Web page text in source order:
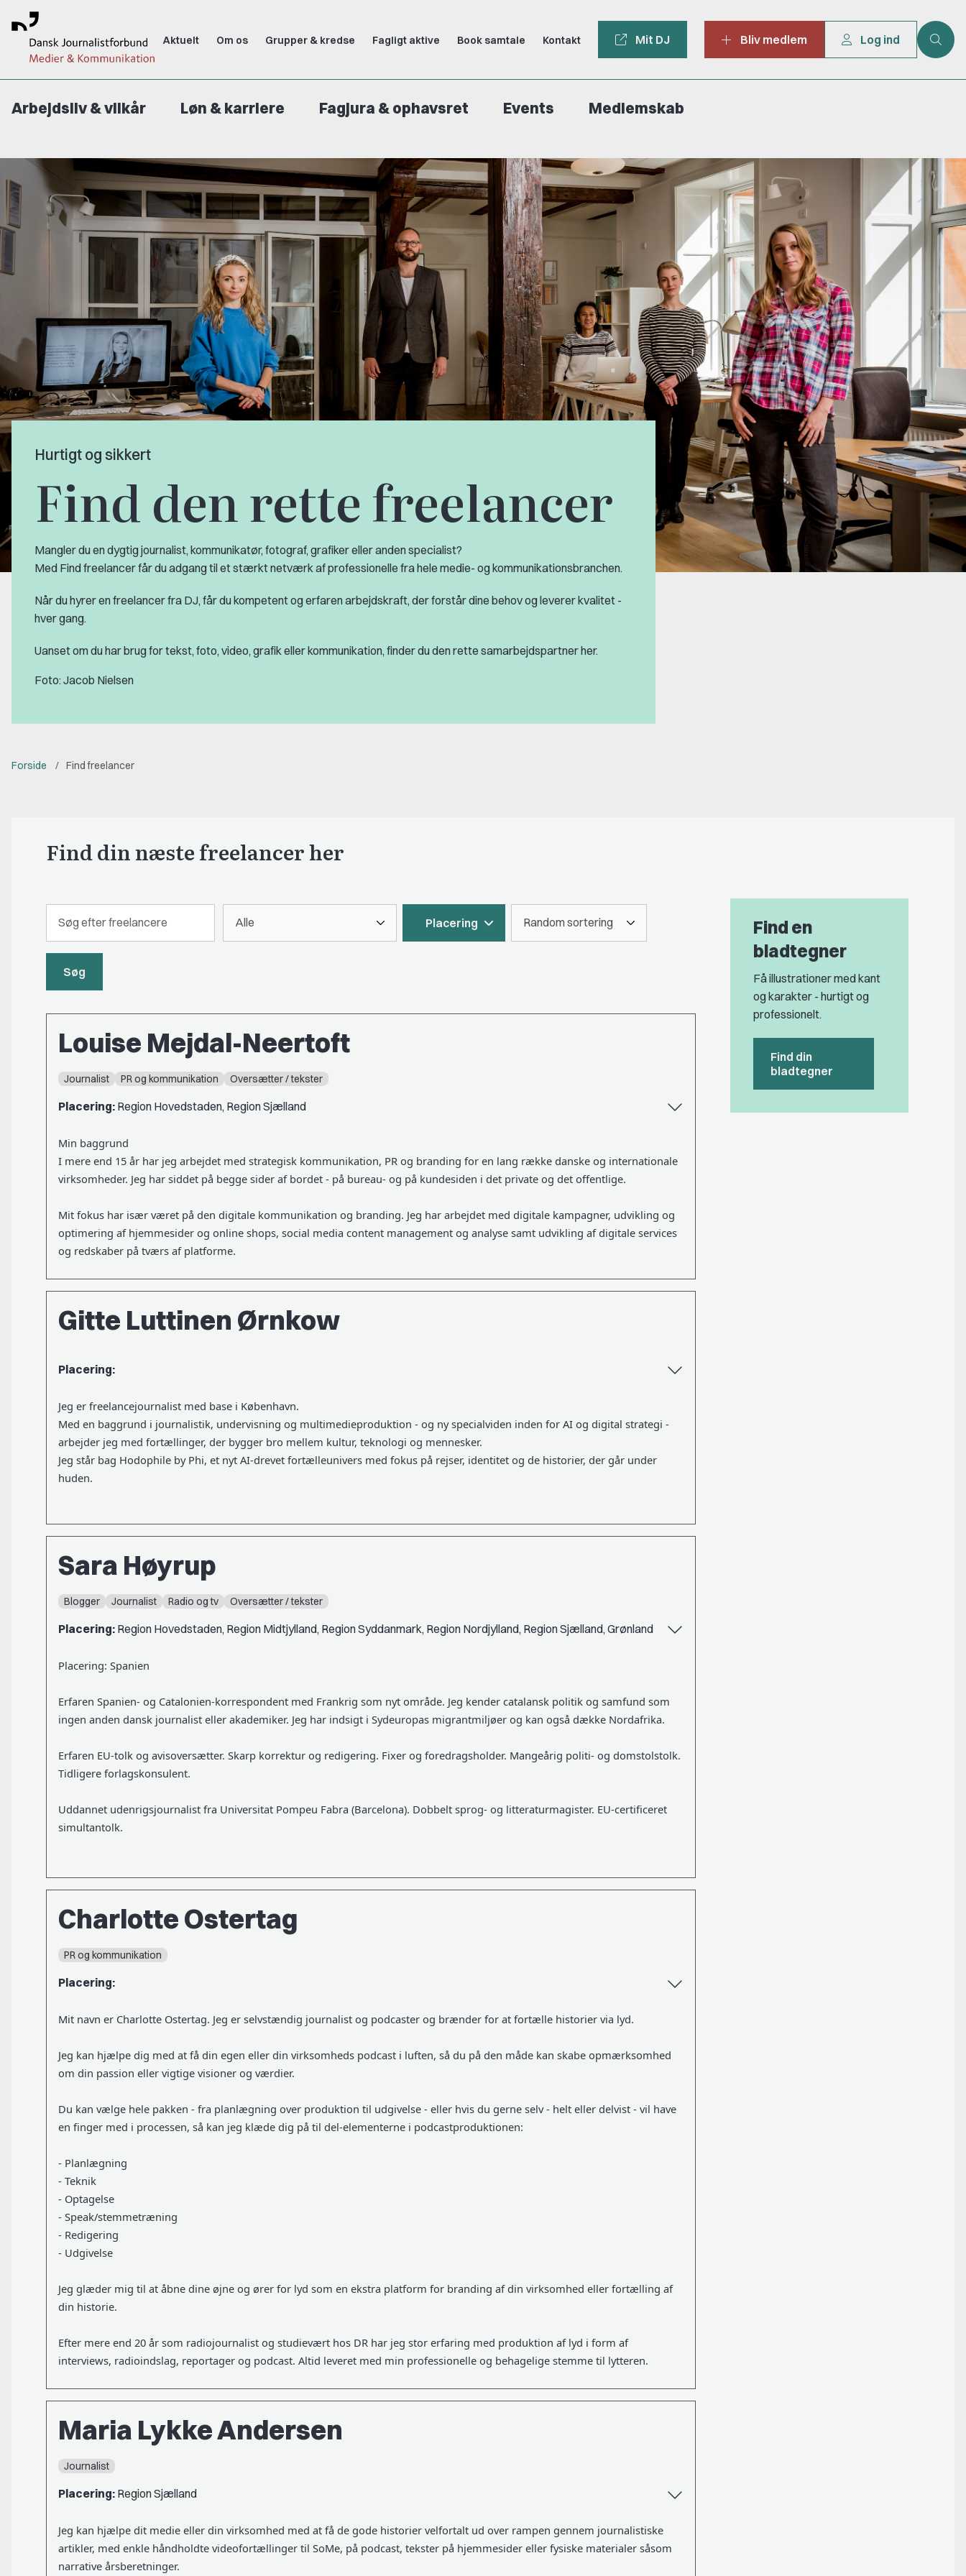
Aktuelt Om os Grupper & kredse Fagligt aktive Book samtale Kontakt Mit DJ Bliv medlem Log ind
Arbejdsliv & vilkår Løn & karriere Fagjura & ophavsret Events Medlemskab
Hurtigt og sikkert
Find den rette freelancer
Mangler du en dygtig journalist, kommunikatør, fotograf, grafiker eller anden specialist?
Med Find freelancer får du adgang til et stærkt netværk af professionelle fra hele medie- og kommunikationsbranchen.
Når du hyrer en freelancer fra DJ, får du kompetent og erfaren arbejdskraft, der forstår dine behov og leverer kvalitet -
hver gang.
Uanset om du har brug for tekst, foto, video, grafik eller kommunikation, finder du den rette samarbejdspartner her.
Foto: Jacob Nielsen
Forside Find freelancer
Find din næste freelancer her
Placering
Søg
Louise Mejdal-Neertoft
Journalist PR og kommunikation Oversætter / tekster
Placering: Region Hovedstaden, Region Sjælland
Min baggrund
I mere end 15 år har jeg arbejdet med strategisk kommunikation, PR og branding for en lang række danske og internationale
virksomheder. Jeg har siddet på begge sider af bordet - på bureau- og på kundesiden i det private og det offentlige.
Mit fokus har især været på den digitale kommunikation og branding. Jeg har arbejdet med digitale kampagner, udvikling og
optimering af hjemmesider og online shops, social media content management og analyse samt udvikling af digitale services
og redskaber på tværs af platforme.
Gitte Luttinen Ørnkow
Placering:
Jeg er freelancejournalist med base i København.
Med en baggrund i journalistik, undervisning og multimedieproduktion - og ny specialviden inden for AI og digital strategi -
arbejder jeg med fortællinger, der bygger bro mellem kultur, teknologi og mennesker.
Jeg står bag Hodophile by Phi, et nyt AI-drevet fortælleunivers med fokus på rejser, identitet og de historier, der går under
huden.
Sara Høyrup
Blogger Journalist Radio og tv Oversætter / tekster
Placering: Region Hovedstaden, Region Midtjylland, Region Syddanmark, Region Nordjylland, Region Sjælland, Grønland
Placering: Spanien
Erfaren Spanien- og Catalonien-korrespondent med Frankrig som nyt område. Jeg kender catalansk politik og samfund som
ingen anden dansk journalist eller akademiker. Jeg har indsigt i Sydeuropas migrantmiljøer og kan også dække Nordafrika.
Erfaren EU-tolk og avisoversætter. Skarp korrektur og redigering. Fixer og foredragsholder. Mangeårig politi- og domstolstolk.
Tidligere forlagskonsulent.
Uddannet udenrigsjournalist fra Universitat Pompeu Fabra (Barcelona). Dobbelt sprog- og litteraturmagister. EU-certificeret
simultantolk.
Charlotte Ostertag
PR og kommunikation
Placering:
Mit navn er Charlotte Ostertag. Jeg er selvstændig journalist og podcaster og brænder for at fortælle historier via lyd.
Jeg kan hjælpe dig med at få din egen eller din virksomheds podcast i luften, så du på den måde kan skabe opmærksomhed
om din passion eller vigtige visioner og værdier.
Du kan vælge hele pakken - fra planlægning over produktion til udgivelse - eller hvis du gerne selv - helt eller delvist - vil have
en finger med i processen, så kan jeg klæde dig på til del-elementerne i podcastproduktionen:
- Planlægning
- Teknik
- Optagelse
- Speak/stemmetræning
- Redigering
- Udgivelse
Jeg glæder mig til at åbne dine øjne og ører for lyd som en ekstra platform for branding af din virksomhed eller fortælling af
din historie.
Efter mere end 20 år som radiojournalist og studievært hos DR har jeg stor erfaring med produktion af lyd i form af
interviews, radioindslag, reportager og podcast. Altid leveret med min professionelle og behagelige stemme til lytteren.
Maria Lykke Andersen
Journalist
Placering: Region Sjælland
Jeg kan hjælpe dit medie eller din virksomhed med at få de gode historier velfortalt ud over rampen gennem journalistiske
artikler, med enkle håndholdte videofortællinger til SoMe, på podcast, tekster på hjemmesider eller fysiske materialer såsom
narrative årsberetninger.
Find en
bladtegner
Få illustrationer med kant
og karakter - hurtigt og
professionelt.
Find din
bladtegner